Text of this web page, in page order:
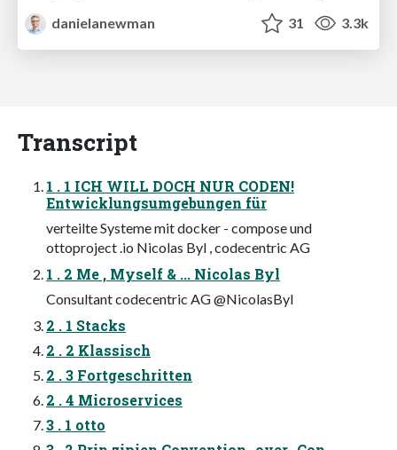
danielanewman
31 3.3k
Transcript
1 . 1 ICH WILL DOCH NUR CODEN!
Entwicklungsumgebungen für
verteilte Systeme mit docker - compose und
ottoproject .io Nicolas Byl , codecentric AG
1 . 2 Me , Myself & ... Nicolas Byl
Consultant codecentric AG @NicolasByl
2 . 1 Stacks
2 . 2 Klassisch
2 . 3 Fortgeschritten
2 . 4 Microservices
3 . 1 otto